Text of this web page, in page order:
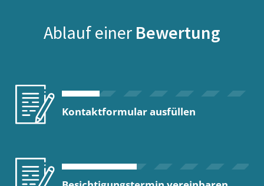
Ablauf einer Bewertung
Kontaktformular ausfüllen